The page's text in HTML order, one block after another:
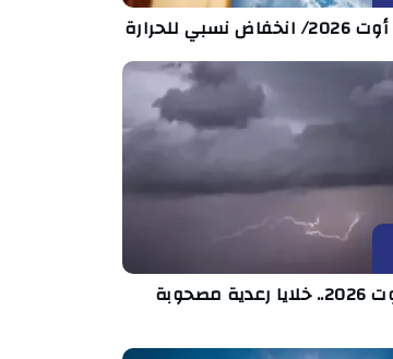
طقس ليل 04 أوت 2026.. خلايا رعدية مصحوبة